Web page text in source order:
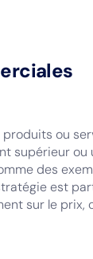
ou
supérieur
des
est
sur le prix,